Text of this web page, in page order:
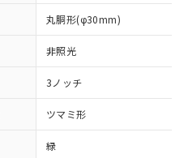
丸胴形(φ30mm)
非照光
3ノッチ
ツマミ形
緑